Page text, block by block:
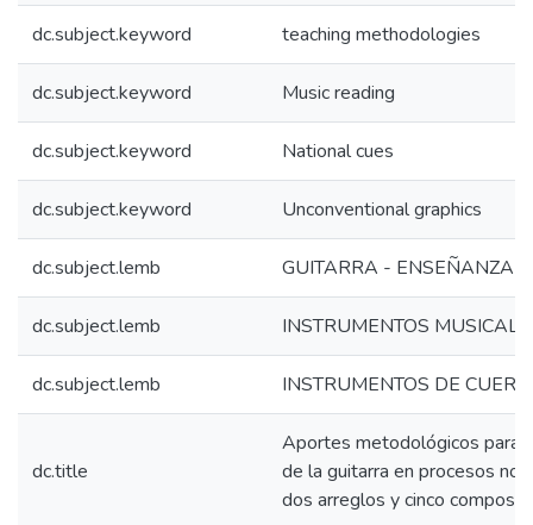
dc.subject.keyword teaching methodologies
dc.subject.keyword Music reading
dc.subject.keyword National cues
dc.subject.keyword Unconventional graphics
dc.subject.lemb GUITARRA - ENSEÑANZA
dc.subject.lemb INSTRUMENTOS
dc.subject.lemb INSTRUMENTOS DE
dc.title
Aportes metodológicos para
de la guitarra en procesos no
dos arreglos y cinco